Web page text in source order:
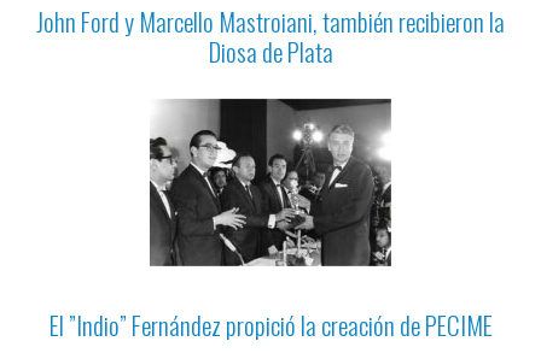
John Ford y Marcello Mastroiani, también recibieron la
Diosa de Plata
El ”Indio” Fernández propició la creación de PECIME